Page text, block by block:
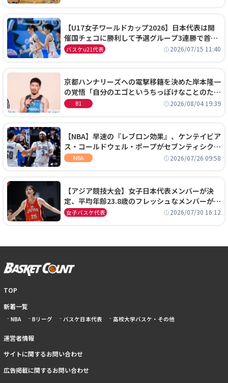
【U17女子ワールドカップ2026】日本代表は開
催国チェコに勝利して予選グループ3連勝で首位
通過！準々決勝の相手はエジプトに決定
バスケu21代表 2026/07/15 11:40
京都ハンナリーズへの電撃移籍を決めた岸本隆一
の覚悟「自分のエゴというちっぽけなことのため
に、京都に来たわけではない」
B1 2026/08/04 19:39
【NBA】早速の『レブロン効果』、ケンテイビア
ス・コールドウェル・ポープがセブンティシクサ
ーズに1年契約で加入
NBA 2026/07/26 09:58
【アジア競技大会】女子日本代表メンバーが決
定、平均年齢23.8歳のフレッシュなメンバーが日
本開催の大舞台で頂点を狙う
女子バスケ代表 2026/07/30 16:12
TOP
新着一覧
NBA Bリーグ バスケ日本代表 高校大学バスケ・その他
運営者情報
サイトに関するお問い合わせ
広告掲載に関するお問い合わせ